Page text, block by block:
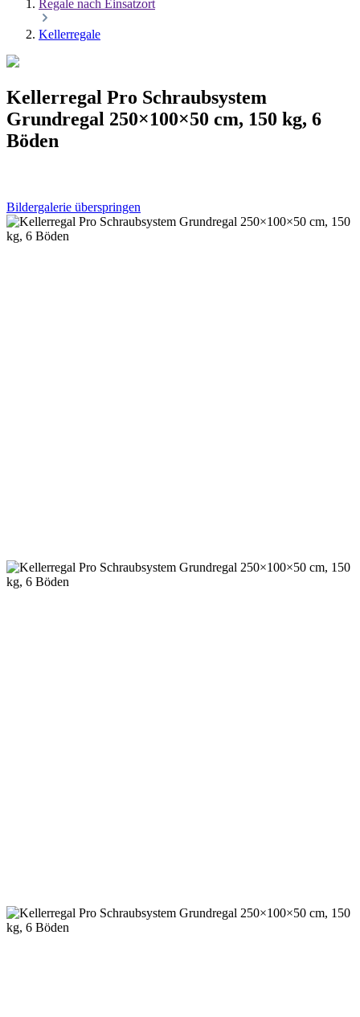
Regale nach Einsatzort
Kellerregale
Kellerregal Pro Schraubsystem
Grundregal 250×100×50 cm, 150 kg, 6
Böden
Bildergalerie überspringen